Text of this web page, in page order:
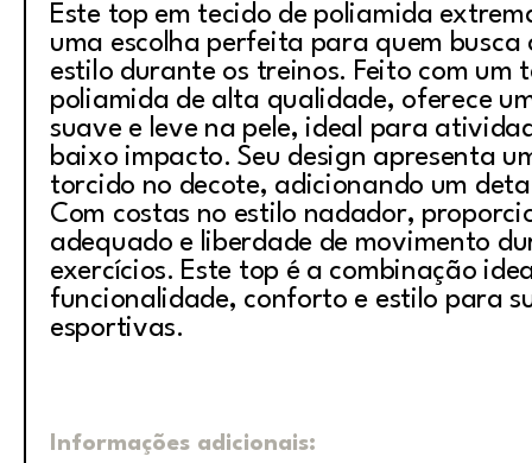
Este top em tecido de poliamida
uma escolha perfeita para quem busca
estilo durante os treinos. Feito com um
poliamida de alta qualidade, oferece
suave e leve na pele, ideal para
baixo impacto. Seu design apresenta
torcido no decote, adicionando um
Com costas no estilo nadador,
adequado e liberdade de movimento
exercícios. Este top é a combinação
funcionalidade, conforto e estilo para
esportivas.
Informações adicionais: